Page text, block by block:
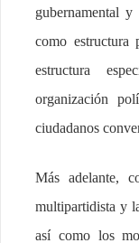
gubernamental y
como estructura
estructura
organización
ciudadanos
Más adelante,
multipartidista y
así como los